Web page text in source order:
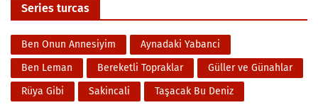
Series turcas
Ben Onun Annesiyim
Aynadaki Yabanci
Ben Leman
Bereketli Topraklar
Güller ve Günahlar
Rüya Gibi
Sakincali Taşacak Bu Deniz